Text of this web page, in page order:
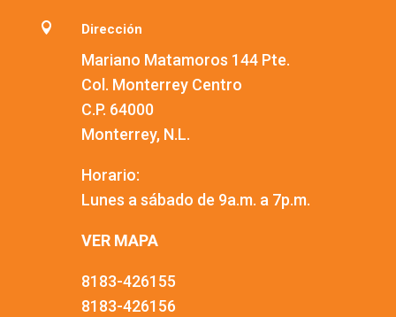
 Dirección
Mariano Matamoros 144 Pte.
Col. Monterrey Centro
C.P. 64000
Monterrey, N.L.
Horario:
Lunes a sábado de 9a.m. a 7p.m.
VER MAPA
8183-426155
8183-426156